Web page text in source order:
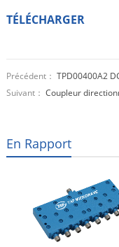
TÉLÉCHARGER
Précédent： TPD00400A2
Suivant： Coupleur
En Rapport